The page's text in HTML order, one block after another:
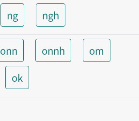
ng ngh
onn onnh
om
ok